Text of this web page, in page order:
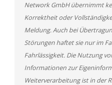
Network GmbH übernimmt
Korrektheit oder
Meldung. Auch bei
Störungen haftet sie nur im
Fahrlässigkeit. Die Nutzung
Informationen zur
Weiterverarbeitung ist in der